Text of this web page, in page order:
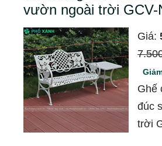
vườn ngoài trời GCV-
Giá:
Ghế
đúc
trời